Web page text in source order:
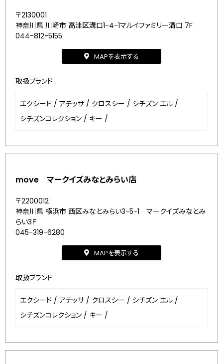
〒2130001
神奈川県 川崎市 高津区溝口1-4-1マルイファミリー溝口 7F
044-812-5155
MAPを表示する
取扱ブランド
エクシード / アテッサ / クロスシー / シチズン エル /
シチズンコレクション / キー /
move マークイズみなとみらい店
〒2200012
神奈川県 横浜市 西区みなとみらい3-5-1 マークイズみなとみ
らい3Ｆ
045-319-6280
MAPを表示する
取扱ブランド
エクシード / アテッサ / クロスシー / シチズン エル /
シチズンコレクション / キー /